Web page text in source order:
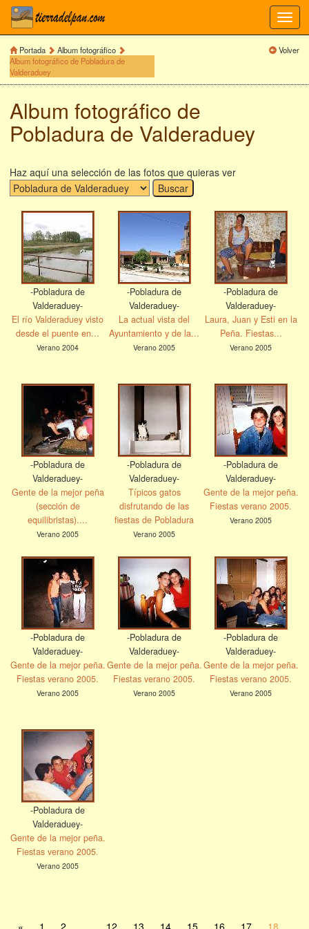
Portada
Album fotográfico
Album fotográfico de Pobladura de
Valderaduey
Volver
Album fotográfico de
Pobladura de Valderaduey
Haz aquí una selección de las fotos que quieras ver
-Pobladura de
Valderaduey-
El río Valderaduey visto
desde el puente en...
Verano 2004
-Pobladura de
Valderaduey-
La actual vista del
Ayuntamiento y de la...
Verano 2005
-Pobladura de
Valderaduey-
Laura, Juan y Esti en la
Peña. Fiestas...
Verano 2005
-Pobladura de
Valderaduey-
Gente de la mejor peña
(sección de
equilibristas)....
Verano 2005
-Pobladura de
Valderaduey-
Típicos gatos
disfrutando de las
fiestas de Pobladura
Verano 2005
-Pobladura de
Valderaduey-
Gente de la mejor peña.
Fiestas verano 2005.
Verano 2005
-Pobladura de
Valderaduey-
Gente de la mejor peña.
Fiestas verano 2005.
Verano 2005
-Pobladura de
Valderaduey-
Gente de la mejor peña.
Fiestas verano 2005.
Verano 2005
-Pobladura de
Valderaduey-
Gente de la mejor peña.
Fiestas verano 2005.
Verano 2005
-Pobladura de
Valderaduey-
Gente de la mejor peña.
Fiestas verano 2005.
Verano 2005
« 1 2 12 13 14 15 16 17 18